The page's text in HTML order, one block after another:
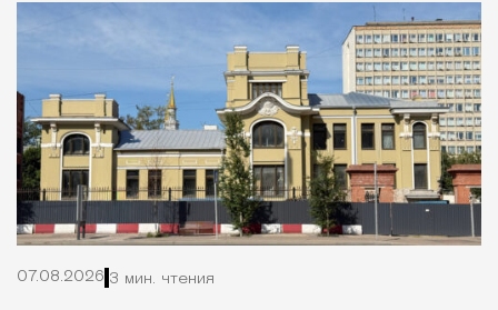
07.08.2026 3 мин. чтения